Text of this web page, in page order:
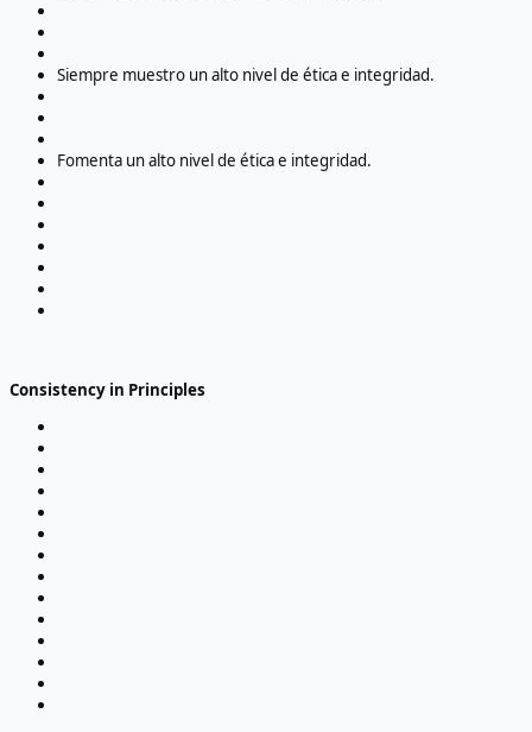
Siempre muestro un alto nivel de ética e integridad.
Fomenta un alto nivel de ética e integridad.
Consistency in Principles